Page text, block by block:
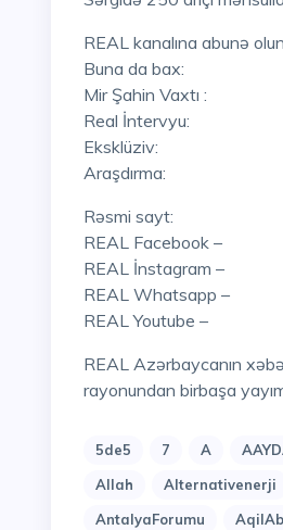
REAL kanalına abunə
Buna da bax:
Mir Şahin Vaxtı :
Real İntervyu:
Eksklüziv:
Araşdırma:
Rəsmi sayt:
REAL Facebook –
REAL İnstagram –
REAL Whatsapp –
REAL Youtube –
REAL Azərbaycanın xəbər anbarıdır! Günün ən vacib hadisələri , mövzuları , eksklüziv açıqlamaları, hadisə
rayonundan birbaşa
5de5 7 A
Allah
Alternativenerji
AntalyaForumu